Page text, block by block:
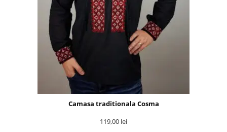
Camasa traditionala Cosma
119,00 lei